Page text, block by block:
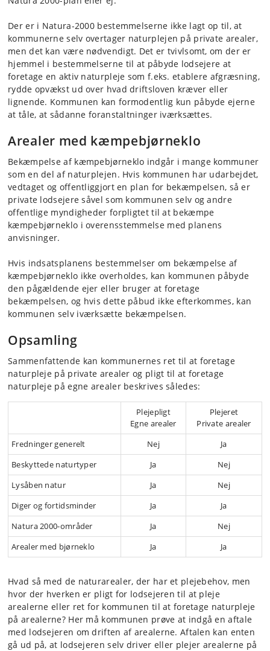
Der er i Natura-2000 bestemmelserne ikke lagt op til, at
kommunerne selv overtager naturplejen på private arealer,
men det kan være nødvendigt. Det er tvivlsomt, om der er
hjemmel i bestemmelserne til at påbyde lodsejere at
foretage en aktiv naturpleje som f.eks. etablere afgræsning,
rydde opvækst ud over hvad driftsloven kræver eller
lignende. Kommunen kan formodentlig kun påbyde ejerne
at tåle, at sådanne foranstaltninger iværksættes.
Arealer med kæmpebjørneklo
Bekæmpelse af kæmpebjørneklo indgår i mange kommuner
som en del af naturplejen. Hvis kommunen har udarbejdet,
vedtaget og offentliggjort en plan for bekæmpelsen, så er
private lodsejere såvel som kommunen selv og andre
offentlige myndigheder forpligtet til at bekæmpe
kæmpebjørneklo i overensstemmelse med planens
anvisninger.
Hvis indsatsplanens bestemmelser om bekæmpelse af
kæmpebjørneklo ikke overholdes, kan kommunen påbyde
den pågældende ejer eller bruger at foretage
bekæmpelsen, og hvis dette påbud ikke efterkommes, kan
kommunen selv iværksætte bekæmpelsen.
Opsamling
Sammenfattende kan kommunernes ret til at foretage
naturpleje på private arealer og pligt til at foretage
naturpleje på egne arealer beskrives således:
Plejepligt
Egne arealer
Plejeret
Private arealer
Fredninger generelt
Nej
Ja
Beskyttede naturtyper
Ja
Nej
Lysåben natur
Ja
Nej
Diger og fortidsminder
Ja
Ja
Natura 2000-områder
Ja
Nej
Arealer med bjørneklo
Ja Ja
Hvad så med de naturarealer, der har et plejebehov, men
hvor der hverken er pligt for lodsejeren til at pleje
arealerne eller ret for kommunen til at foretage naturpleje
på arealerne? Her må kommunen prøve at indgå en aftale
med lodsejeren om driften af arealerne. Aftalen kan enten
gå ud på, at lodsejeren selv driver eller plejer arealerne på